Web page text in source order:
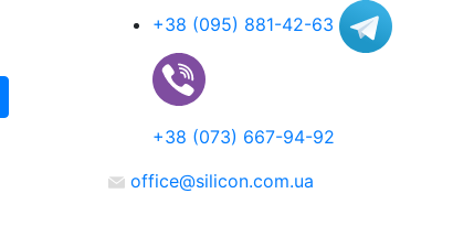
+38 (095) 881-42-63
+38 (073) 667-94-92
office@silicon.com.ua